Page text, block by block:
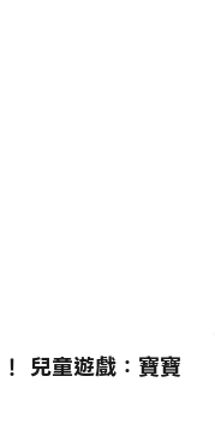
兒童遊戲：寶寶